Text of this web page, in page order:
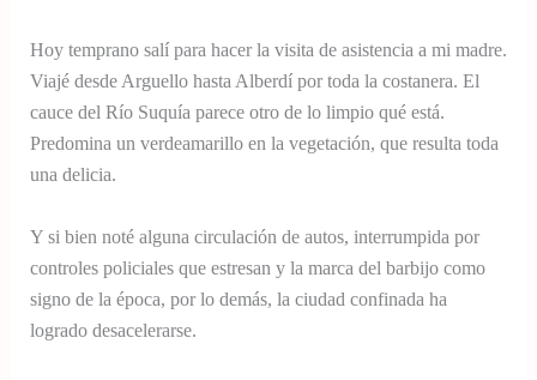
Hoy temprano salí para hacer la visita de asistencia a mi madre.
Viajé desde Arguello hasta Alberdí por toda la costanera. El
cauce del Río Suquía parece otro de lo limpio qué está.
Predomina un verdeamarillo en la vegetación, que resulta toda
una delicia.
Y si bien noté alguna circulación de autos, interrumpida por
controles policiales que estresan y la marca del barbijo como
signo de la época, por lo demás, la ciudad confinada ha
logrado desacelerarse.